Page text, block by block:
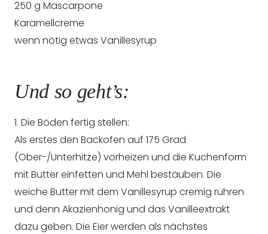
250 g Mascarpone
Karamellcreme
wenn nötig etwas Vanillesyrup
Und so geht’s:
1. Die Böden fertig stellen:
Als erstes den Backofen auf 175 Grad
(Ober-/Unterhitze) vorheizen und die Kuchenform
mit Butter einfetten und Mehl bestäuben. Die
weiche Butter mit dem Vanillesyrup cremig rühren
und denn Akazienhonig und das Vanilleextrakt
dazu geben. Die Eier werden als nächstes